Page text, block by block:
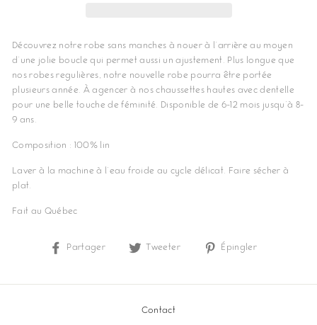
Découvrez notre robe sans manches à nouer à l'arrière au moyen
d'une jolie boucle qui permet aussi un ajustement. Plus longue que
nos robes regulières, notre nouvelle robe pourra être portée
plusieurs année. À agencer à nos chaussettes hautes avec dentelle
pour une belle touche de féminité. Disponible de 6-12 mois jusqu'à 8-
9 ans.
Composition : 100% lin
Laver à la machine à l'eau froide au cycle délicat. Faire sécher à
plat.
Fait au Québec
Partager
PartagerTweeter
TweeterÉpingler
Contact